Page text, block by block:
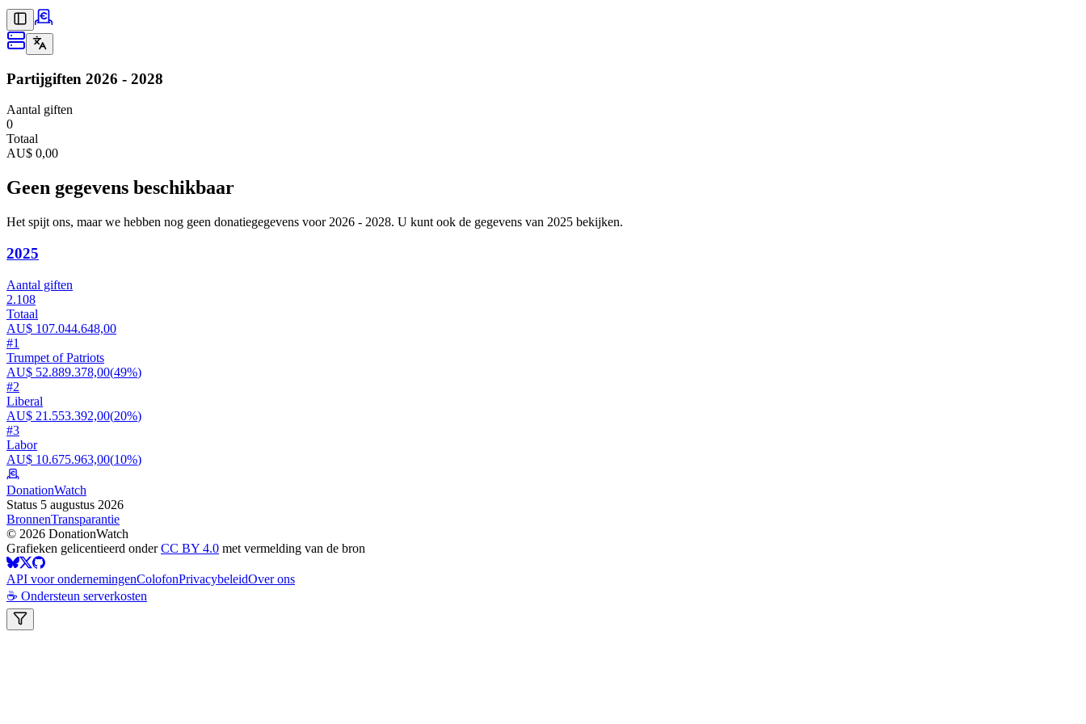
Partijgiften 2026 - 2028
Aantal giften
0
Totaal
AU$ 0,00
Geen gegevens beschikbaar
Het spijt ons, maar we hebben nog geen donatiegegevens voor 2026 - 2028. U kunt ook de gegevens van 2025 bekijken.
2025
Aantal giften
2.108
Totaal
AU$ 107.044.648,00
#1
Trumpet of Patriots
AU$ 52.889.378,00(49%)
#2
Liberal
AU$ 21.553.392,00(20%)
#3
Labor
AU$ 10.675.963,00(10%)
DonationWatch
Status 5 augustus 2026
BronnenTransparantie
© 2026 DonationWatch
Grafieken gelicentieerd onderCC BY 4.0 met vermelding van de bron
API voor ondernemingenColofonPrivacybeleidOver ons
☕ Ondersteun serverkosten